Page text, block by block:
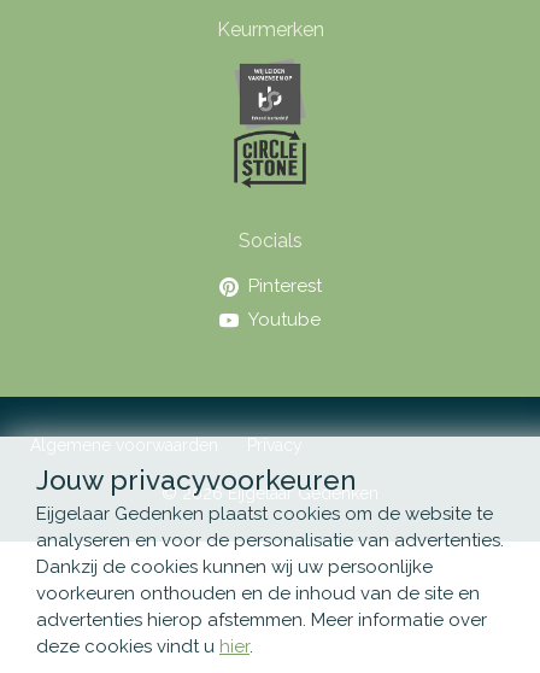
Keurmerken
Socials
Pinterest
Youtube
Algemene voorwaarden Privacy
© 2026 Eijgelaar Gedenken
Jouw privacyvoorkeuren
Eijgelaar Gedenken plaatst cookies om de website te
analyseren en voor de personalisatie van advertenties.
Dankzij de cookies kunnen wij uw persoonlijke
voorkeuren onthouden en de inhoud van de site en
advertenties hierop afstemmen. Meer informatie over
deze cookies vindt u hier.